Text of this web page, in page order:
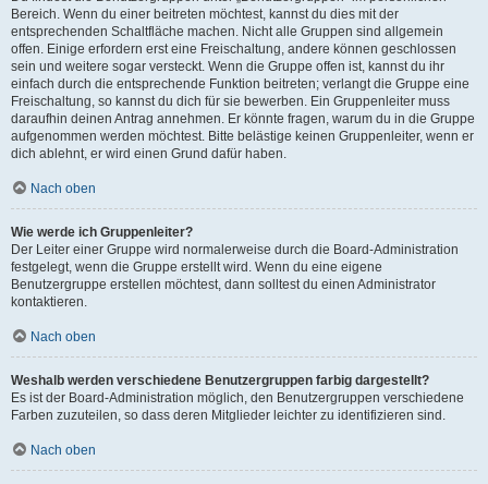
Bereich. Wenn du einer beitreten möchtest, kannst du dies mit der
entsprechenden Schaltfläche machen. Nicht alle Gruppen sind allgemein
offen. Einige erfordern erst eine Freischaltung, andere können geschlossen
sein und weitere sogar versteckt. Wenn die Gruppe offen ist, kannst du ihr
einfach durch die entsprechende Funktion beitreten; verlangt die Gruppe eine
Freischaltung, so kannst du dich für sie bewerben. Ein Gruppenleiter muss
daraufhin deinen Antrag annehmen. Er könnte fragen, warum du in die Gruppe
aufgenommen werden möchtest. Bitte belästige keinen Gruppenleiter, wenn er
dich ablehnt, er wird einen Grund dafür haben.
Nach oben
Wie werde ich Gruppenleiter?
Der Leiter einer Gruppe wird normalerweise durch die Board-Administration
festgelegt, wenn die Gruppe erstellt wird. Wenn du eine eigene
Benutzergruppe erstellen möchtest, dann solltest du einen Administrator
kontaktieren.
Nach oben
Weshalb werden verschiedene Benutzergruppen farbig dargestellt?
Es ist der Board-Administration möglich, den Benutzergruppen verschiedene
Farben zuzuteilen, so dass deren Mitglieder leichter zu identifizieren sind.
Nach oben